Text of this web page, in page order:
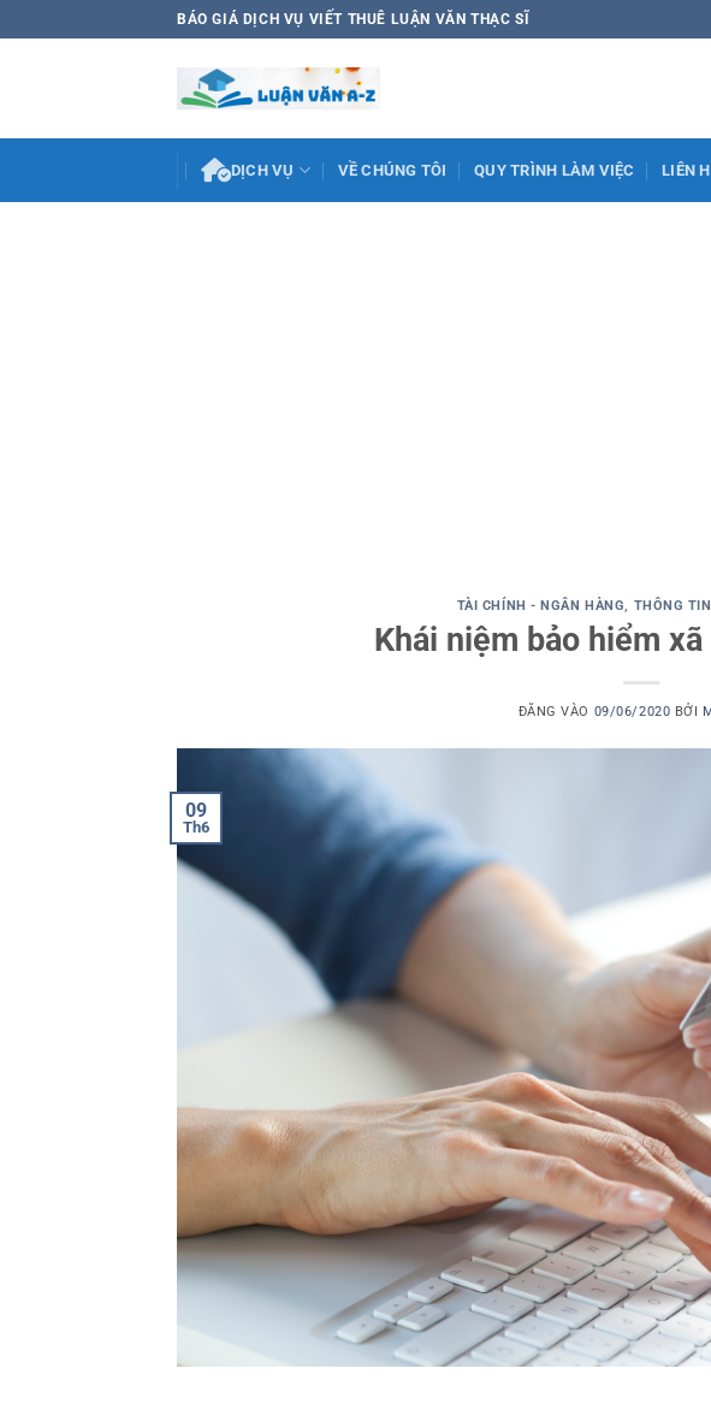
qua
BÁO GIÁ DỊCH VỤ VIẾT THUÊ LUẬN VĂN THẠC SĨ
DỊCH VỤ VỀ CHÚNG TÔI QUY TRÌNH LÀM VIỆC LIÊN
TÀI CHÍNH - NGÂN HÀNG, THÔNG
Khái niệm bảo hiểm
ĐĂNG VÀO 09/06/2020 BỞI
09
Th6